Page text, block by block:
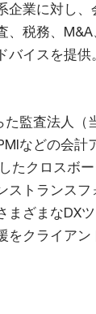
企業に対し
、税務、
バイスを提供
監査法人（
などの会計
たクロスボ
ストランスフ
まざまなDX
クライアン